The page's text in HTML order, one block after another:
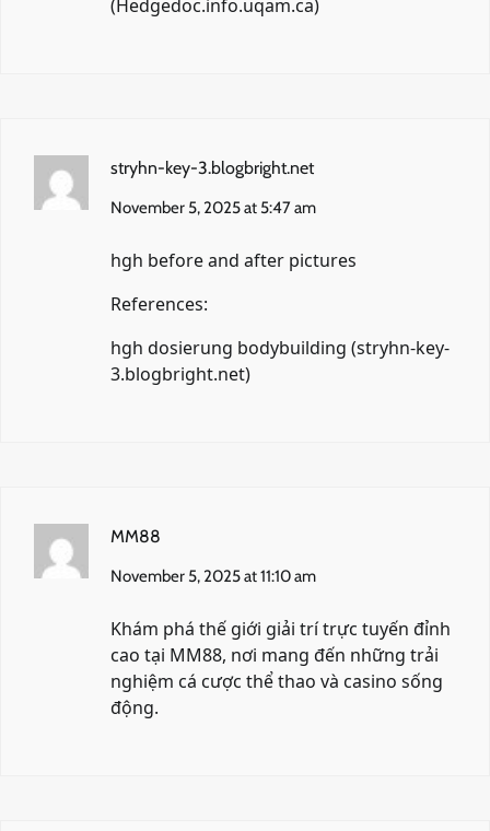
(Hedgedoc.info.uqam.ca)
stryhn-key-3.blogbright.net
November 5, 2025 at 5:47 am
hgh before and after pictures
References:
hgh dosierung bodybuilding (stryhn-key-
3.blogbright.net)
MM88
November 5, 2025 at 11:10 am
Khám phá thế giới giải trí trực tuyến đỉnh
cao tại MM88, nơi mang đến những trải
nghiệm cá cược thể thao và casino sống
động.